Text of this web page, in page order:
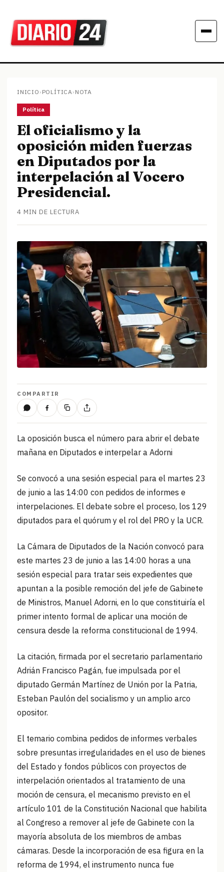
INICIO› POLÍTICA› NOTA
Política
El oficialismo y la
oposición miden fuerzas
en Diputados por la
interpelación al Vocero
Presidencial.
4 MIN DE LECTURA
COMPARTIR
La oposición busca el número para abrir el debate
mañana en Diputados e interpelar a Adorni
Se convocó a una sesión especial para el martes 23
de junio a las 14:00 con pedidos de informes e
interpelaciones. El debate sobre el proceso, los 129
diputados para el quórum y el rol del PRO y la UCR.
La Cámara de Diputados de la Nación convocó para
este martes 23 de junio a las 14:00 horas a una
sesión especial para tratar seis expedientes que
apuntan a la posible remoción del jefe de Gabinete
de Ministros, Manuel Adorni, en lo que constituiría el
primer intento formal de aplicar una moción de
censura desde la reforma constitucional de 1994.
La citación, firmada por el secretario parlamentario
Adrián Francisco Pagán, fue impulsada por el
diputado Germán Martínez de Unión por la Patria,
Esteban Paulón del socialismo y un amplio arco
opositor.
El temario combina pedidos de informes verbales
sobre presuntas irregularidades en el uso de bienes
del Estado y fondos públicos con proyectos de
interpelación orientados al tratamiento de una
moción de censura, el mecanismo previsto en el
artículo 101 de la Constitución Nacional que habilita
al Congreso a remover al jefe de Gabinete con la
mayoría absoluta de los miembros de ambas
cámaras. Desde la incorporación de esa figura en la
reforma de 1994, el instrumento nunca fue